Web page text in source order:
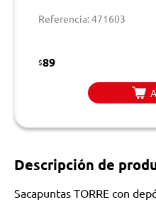
Referencia: 471603
$89
Descripción de
Sacapuntas TORRE con